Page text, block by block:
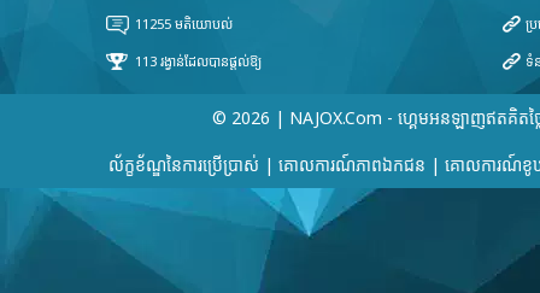
© 2026 | NAJOX.com - ហ្គេមអនឡាញឥតគិតថ្ល
ល័ក្ខខ័ណ្ឌនៃការប្រើប្រាស់ | គោលការណ៍​ភាព​ឯកជន | គោលការណ៍